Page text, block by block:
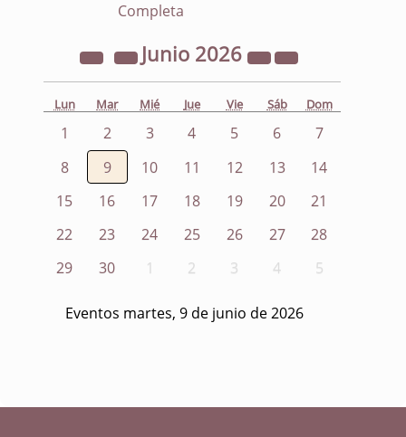
Completa
Junio 2026
Lun Mar Mié Jue Vie Sáb Dom
1 2 3 4 5 6
7
8
9 10 11 12 13
14
15
16 17 18 19 20
21
22
23 24 25 26 27
28
29
30 1 2 3 4 5
Eventos martes, 9 de junio de 2026